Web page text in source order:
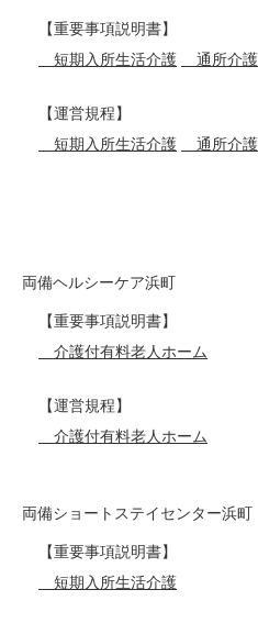
【重要事項説明書】
短期入所生活介護
通所介護
【運営規程】
短期入所生活介護
通所介護
両備ヘルシーケア浜町
【重要事項説明書】
介護付有料老人ホーム
【運営規程】
介護付有料老人ホーム
両備ショートステイセンター浜町
【重要事項説明書】
短期入所生活介護